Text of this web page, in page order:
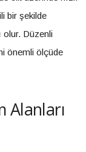
bir şekilde
olur. Düzenli
önemli ölçüde
Alanları